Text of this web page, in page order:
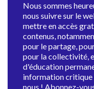
Nous sommes
nous suivre sur le
mettre en accès
contenus,
pour le partage,
pour la collectivité,
d'éducation
information critique
nous ! Abonnez-